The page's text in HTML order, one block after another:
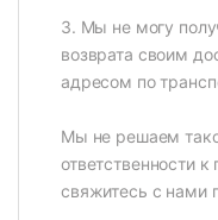
3. Мы не могу
возврата своим
адресом по
Мы не решаем
ответственности
свяжитесь с нами